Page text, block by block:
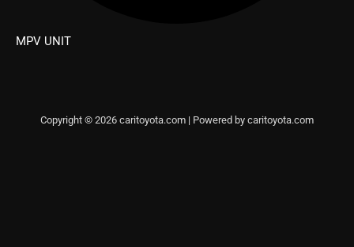
MPV UNIT
Copyright © 2026 caritoyota.com | Powered by caritoyota.com